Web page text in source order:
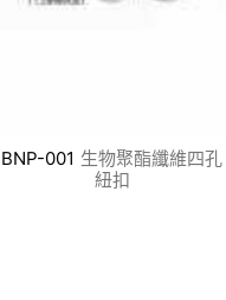
BNP-001 生物聚酯纖維四孔
紐扣